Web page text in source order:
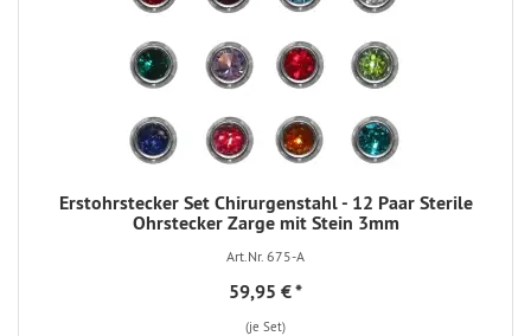
Erstohrstecker Set Chirurgenstahl - 12 Paar Sterile
Ohrstecker Zarge mit Stein 3mm
Art.Nr. 675-A
59,95 €*
(je Set)